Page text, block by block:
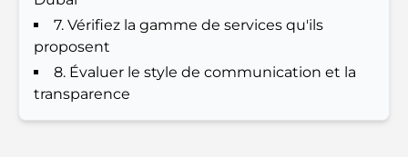
Lamborghini les plus chères jamais construites : la
liste ultime des collectionneurs
7. Vérifiez la gamme de services qu'ils
proposent
8. Évaluer le style de communication et la
transparence